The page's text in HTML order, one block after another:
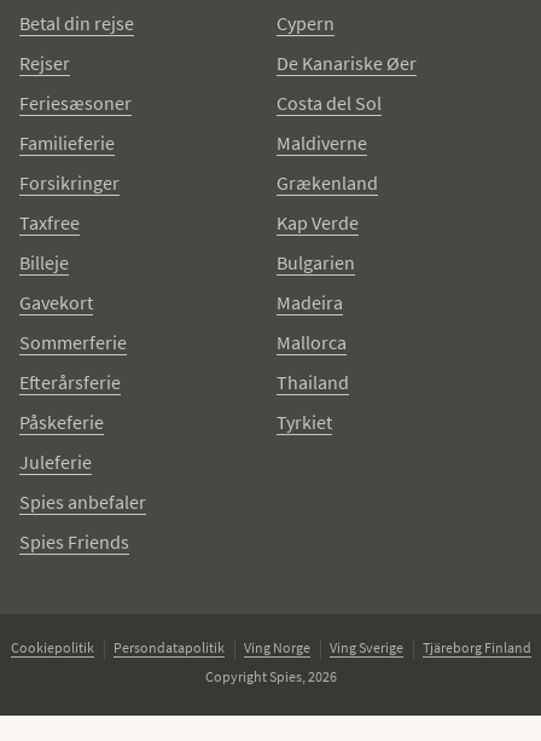
Betal din rejse
Rejser
Feriesæsoner
Familieferie
Forsikringer
Taxfree
Billeje
Gavekort
Sommerferie
Efterårsferie
Påskeferie
Juleferie
Spies anbefaler
Spies Friends
Cypern
De Kanariske Øer
Costa del Sol
Maldiverne
Grækenland
Kap Verde
Bulgarien
Madeira
Mallorca
Thailand
Tyrkiet
Cookiepolitik Persondatapolitik Ving Norge Ving Sverige
Tjäreborg Finland
Copyright Spies, 2026